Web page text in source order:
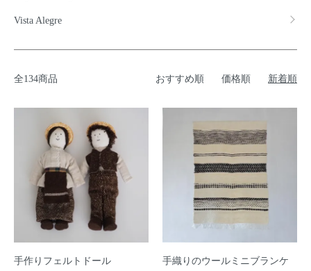
Vista Alegre
全134商品 おすすめ順 価格順 新着順
手作りフェルトドール
手織りのウールミニブランケ